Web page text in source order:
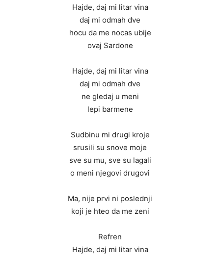
Hajde, daj mi litar vina
daj mi odmah dve
hocu da me nocas ubije
ovaj Sardone
Hajde, daj mi litar vina
daj mi odmah dve
ne gledaj u meni
lepi barmene
Sudbinu mi drugi kroje
srusili su snove moje
sve su mu, sve su lagali
o meni njegovi drugovi
Ma, nije prvi ni poslednji
koji je hteo da me zeni
Refren
Hajde, daj mi litar vina